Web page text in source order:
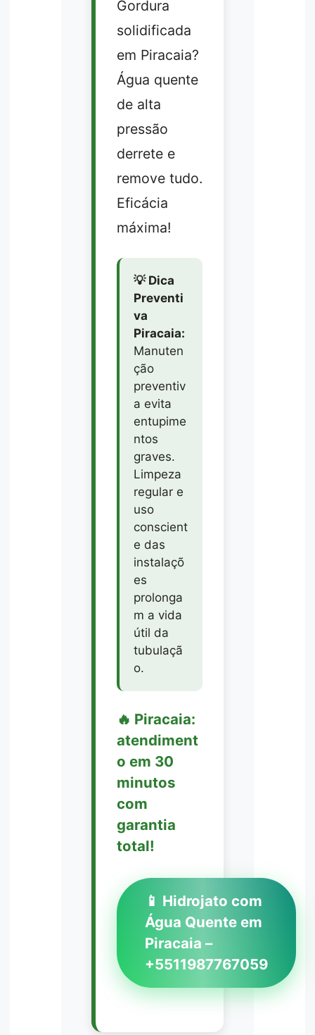
Gordura
solidificada
em Piracaia?
Água quente
de alta
pressão
derrete e
remove tudo.
Eficácia
máxima!
💡 Dica
Preventi
va
Piracaia:
Manuten
ção
preventiv
a evita
entupime
ntos
graves.
Limpeza
regular e
uso
conscient
e das
instalaçõ
es
prolonga
m a vida
útil da
tubulaçã
o.
🔥 Piracaia:
atendiment
o em 30
minutos
com
garantia
total!
📱 Hidrojato com
Água Quente em
Piracaia –
+5511987767059